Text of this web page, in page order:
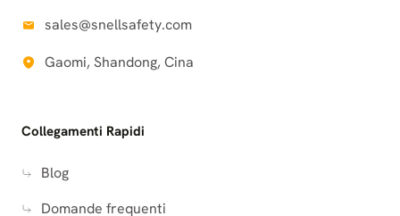
sales@snellsafety.com
Gaomi, Shandong, Cina
Collegamenti Rapidi
Blog
Domande frequenti